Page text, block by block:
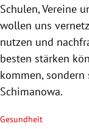
Schulen, Vereine
wollen uns
nutzen und
besten stärken
kommen, sondern
Schimanowa.
Gesundheit